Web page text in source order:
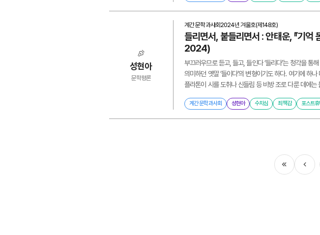
성현아
문학평론
계간 문학과사회 2024년 겨울호(제148호)
들리면서, 붙들리면서 : 안태운, 『기억
2024)
부끄러우므로 듣고, 들고, 들인다 ‘들리다’는 청각을 통
의미하던 옛말 ‘들이다’의 변형이기도 하다. 여기에 하
플라톤이 시를 도취나 신들림 등 비방 조로 다룬 데에는
계간 문학과사회 성현아 수치심 죄책감 포스트
처음 이전